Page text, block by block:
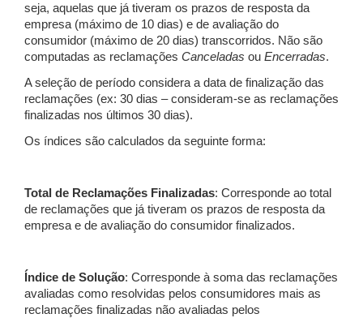
seja, aquelas que já tiveram os prazos de resposta da
empresa (máximo de 10 dias) e de avaliação do
consumidor (máximo de 20 dias) transcorridos. Não são
computadas as reclamações Canceladas ou Encerradas.
A seleção de período considera a data de finalização das
reclamações (ex: 30 dias – consideram-se as reclamações
finalizadas nos últimos 30 dias).
Os índices são calculados da seguinte forma:
Total de Reclamações Finalizadas: Corresponde ao total
de reclamações que já tiveram os prazos de resposta da
empresa e de avaliação do consumidor finalizados.
Índice de Solução: Corresponde à soma das reclamações
avaliadas como resolvidas pelos consumidores mais as
reclamações finalizadas não avaliadas pelos